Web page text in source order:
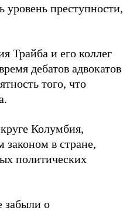
преступности,
Трайба и его коллег
дебатов адвокатов
того, что
Колумбия,
законом в стране,
политических
забыли о